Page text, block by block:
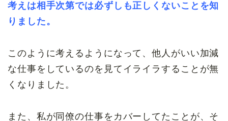
考えは相手次第では必ずしも正しくないことを知
りました。
このように考えるようになって、他人がいい加減
な仕事をしているのを見てイライラすることが無
くなりました。
また、私が同僚の仕事をカバーしてたことが、そ